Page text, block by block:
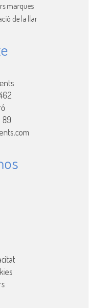
marques
de la llar
89